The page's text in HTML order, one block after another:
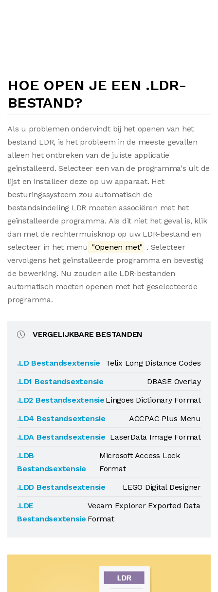
HOE OPEN JE EEN .LDR-
BESTAND?
Als u problemen ondervindt bij het openen van het
bestand LDR, is het probleem in de meeste gevallen
alleen het ontbreken van de juiste applicatie
geïnstalleerd. Selecteer een van de programma's uit de
lijst en installeer deze op uw apparaat. Het
besturingssysteem zou automatisch de
bestandsindeling LDR moeten associëren met het
geïnstalleerde programma. Als dit niet het geval is, klik
dan met de rechtermuisknop op uw LDR-bestand en
selecteer in het menu "Openen met" . Selecteer
vervolgens het geïnstalleerde programma en bevestig
de bewerking. Nu zouden alle LDR-bestanden
automatisch moeten openen met het geselecteerde
programma.
VERGELIJKBARE BESTANDEN
.LD Bestandsextensie
Telix Long Distance Codes
.LD1 Bestandsextensie
DBASE Overlay
.LD2 Bestandsextensie Lingoes Dictionary Format
.LD4 Bestandsextensie
ACCPAC Plus Menu
.LDA Bestandsextensie LaserData Image Format
.LDB
Bestandsextensie
Microsoft Access Lock
Format
.LDD Bestandsextensie
LEGO Digital Designer
.LDE
Bestandsextensie
Veeam Explorer Exported Data
Format